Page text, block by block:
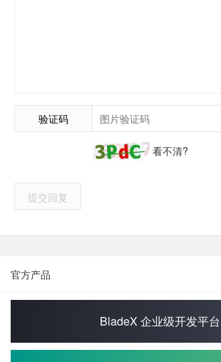
验证码
看不清?
提交回复
官方产品
BladeX 企业级开发平台